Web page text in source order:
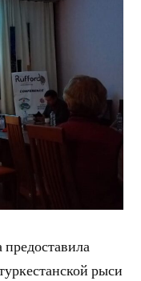
рыси